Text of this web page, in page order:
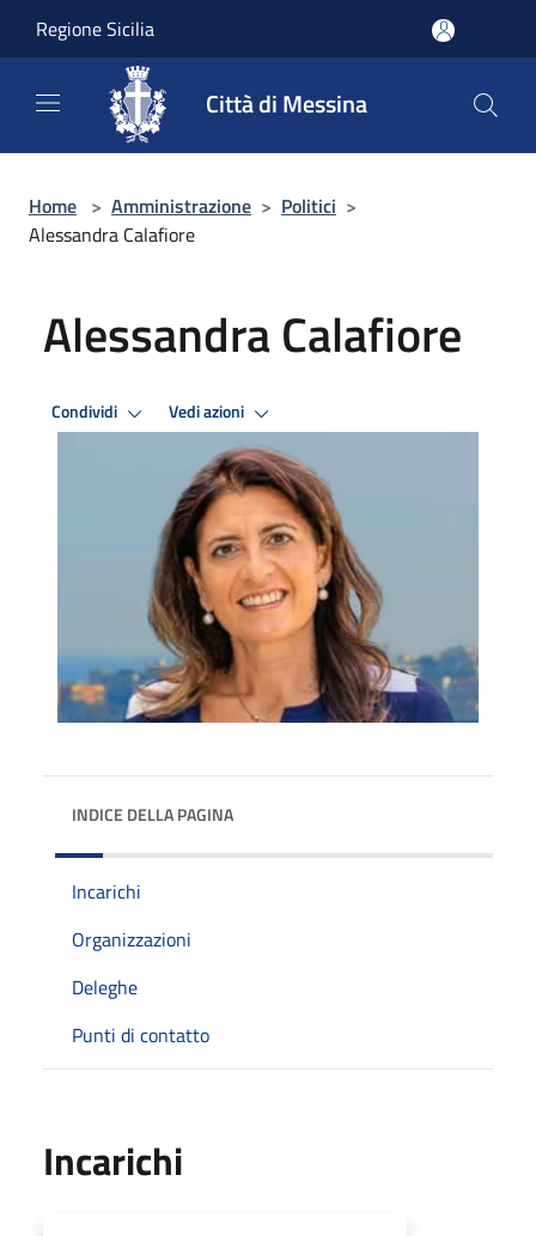
Regione Sicilia
Città di Messina
Home > Amministrazione > Politici >
Alessandra Calafiore
Alessandra Calafiore
Condividi Vedi azioni
INDICE DELLA PAGINA
Incarichi
Organizzazioni
Deleghe
Punti di contatto
Incarichi